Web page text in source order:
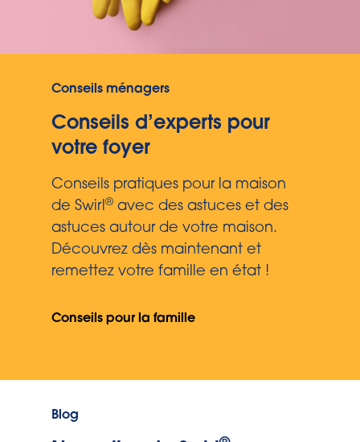
Conseils ménagers
Conseils d’experts pour
votre foyer
Conseils pratiques pour la maison
de Swirl®avec des astuces et des
astuces autour de votre maison.
Découvrez dès maintenant et
remettez votre famille en état !
Conseils pour la famille
Blog